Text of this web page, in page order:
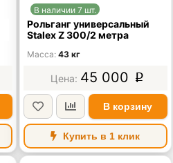
В наличии 7 шт.
Рольганг универсальный
Stalex Z 300/2 метра
Масса 43 кг
45 000 p
В корзину
Купить в 1 клик